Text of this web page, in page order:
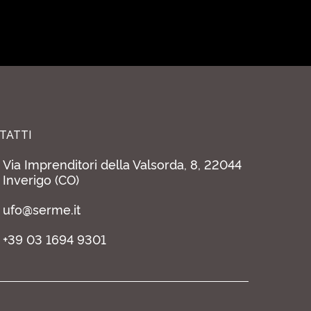
Via Imprenditori della Valsorda, 8, 22044
Inverigo (CO)
ufo@serme.it
+39 03 1694 9301